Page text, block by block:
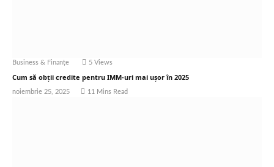
Business & Finanțe 5 Views
Cum să obții credite pentru IMM-uri mai ușor în 2025
noiembrie 25, 2025 11 Mins Read